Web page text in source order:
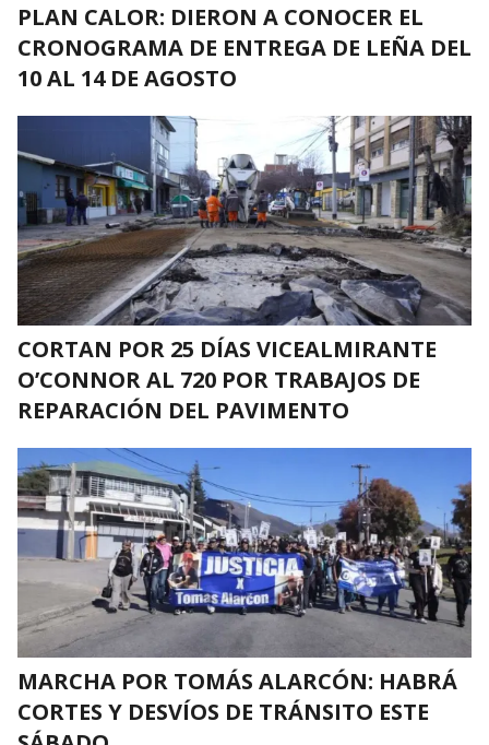
PLAN CALOR: DIERON A CONOCER EL
CRONOGRAMA DE ENTREGA DE LEÑA DEL
10 AL 14 DE AGOSTO
CORTAN POR 25 DÍAS VICEALMIRANTE
O’CONNOR AL 720 POR TRABAJOS DE
REPARACIÓN DEL PAVIMENTO
MARCHA POR TOMÁS ALARCÓN: HABRÁ
CORTES Y DESVÍOS DE TRÁNSITO ESTE